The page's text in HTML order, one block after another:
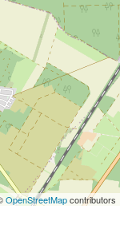
OpenStreetMapcontributors